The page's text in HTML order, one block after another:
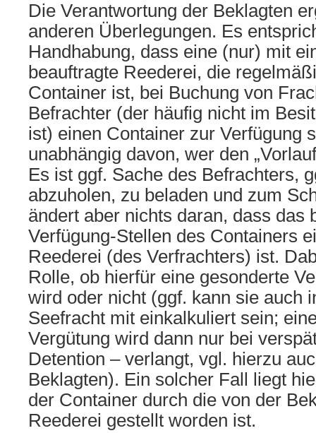
Die Verantwortung der Beklagten
anderen Überlegungen. Es
Handhabung, dass eine (nur) mit
beauftragte Reederei, die
Container ist, bei Buchung von
Befrachter (der häufig nicht im
ist) einen Container zur Verfügung
unabhängig davon, wer den
Es ist ggf. Sache des Befrachters,
abzuholen, zu beladen und zum
ändert aber nichts daran, dass das
Verfügung-Stellen des Containers
Reederei (des Verfrachters) ist.
Rolle, ob hierfür eine gesonderte
wird oder nicht (ggf. kann sie auch
Seefracht mit einkalkuliert sein;
Vergütung wird dann nur bei
Detention – verlangt, vgl. hierzu
Beklagten). Ein solcher Fall liegt
der Container durch die von der
Reederei gestellt worden ist.